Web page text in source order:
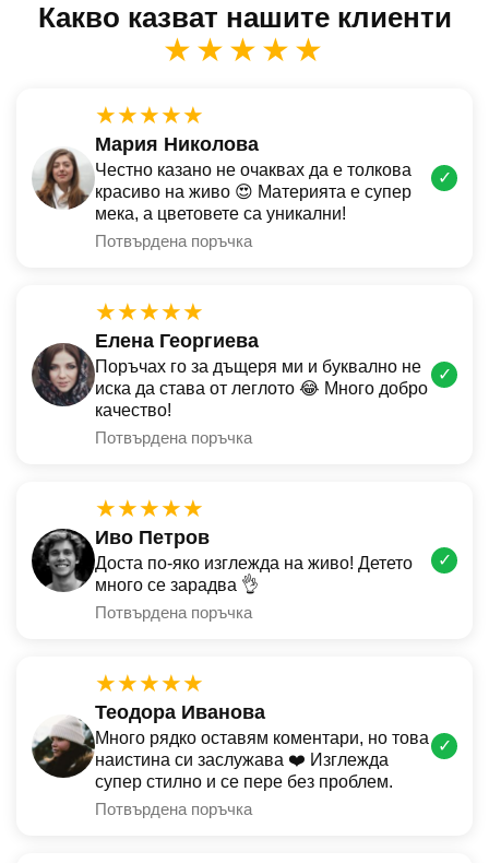
Какво казват нашите клиенти
★★★★★
★★★★★
Мария Николова
Честно казано не очаквах да е толкова
красиво на живо 😍 Материята е супер
мека, а цветовете са уникални!
Потвърдена поръчка
✓
★★★★★
Елена Георгиева
Поръчах го за дъщеря ми и буквално не
иска да става от леглото 😂 Много добро
качество!
Потвърдена поръчка
✓
★★★★★
Иво Петров
Доста по-яко изглежда на живо! Детето
много се зарадва 👌
Потвърдена поръчка
✓
★★★★★
Теодора Иванова
Много рядко оставям коментари, но това
наистина си заслужава ❤️ Изглежда
супер стилно и се пере без проблем.
Потвърдена поръчка
✓